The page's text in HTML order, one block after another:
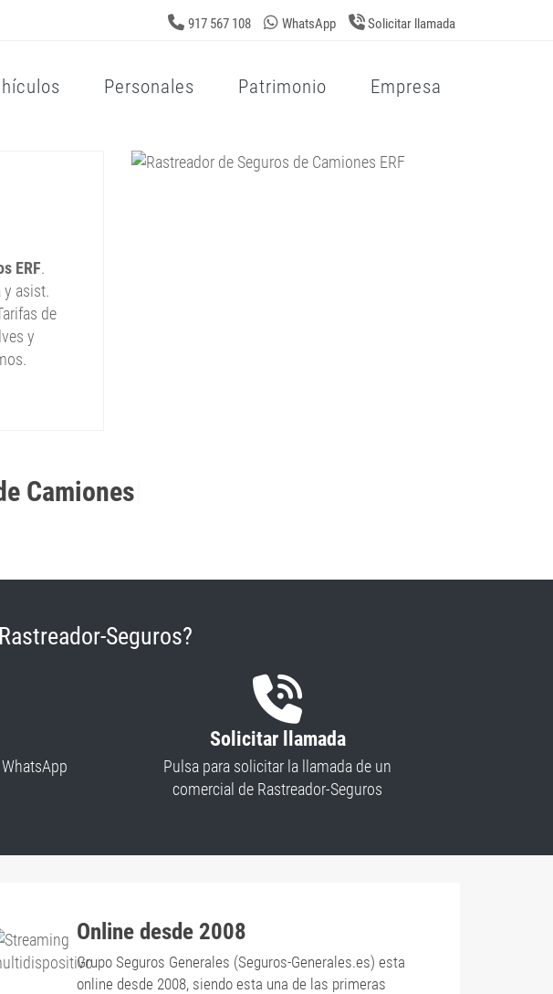
917 567 108 WhatsApp Solicitar llamada
Personales Patrimonio Empresa
ERF.
y asist.
de
y
Camiones
Seguros?
Solicitar llamada
Pulsa para solicitar la llamada de un
comercial de Rastreador-Seguros
Online desde 2008
Grupo Seguros Generales (Seguros-Generales.es) esta
online desde 2008, siendo esta una de las primeras